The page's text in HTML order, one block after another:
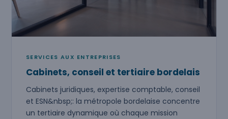
SERVICES AUX ENTREPRISES
Cabinets, conseil et tertiaire bordelais
Cabinets juridiques, expertise comptable, conseil
et ESN&nbsp;: la métropole bordelaise concentre
un tertiaire dynamique où chaque mission